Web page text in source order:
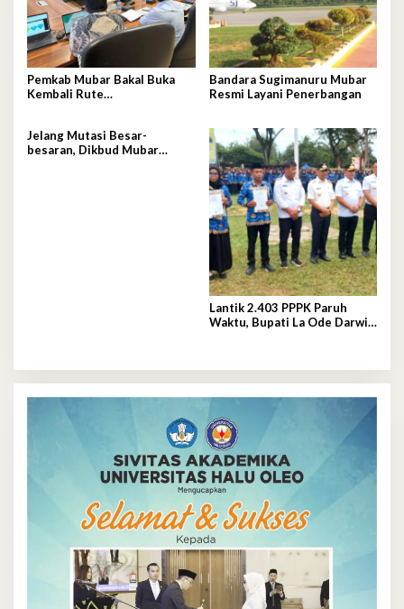
Pemkab Mubar Bakal Buka
Kembali Rute
Bandara Sugimanuru Mubar
Resmi Layani Penerbangan
Jelang Mutasi Besar-
besaran, Dikbud Mubar
Lantik 2.403 PPPK Paruh
Waktu, Bupati La Ode Darwin